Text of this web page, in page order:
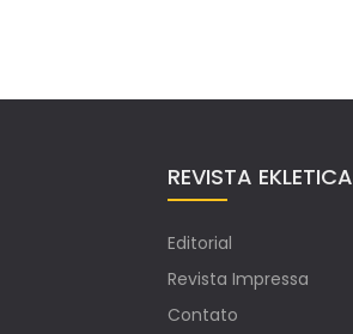
REVISTA EKLETICA
Editorial
Revista Impressa
Contato